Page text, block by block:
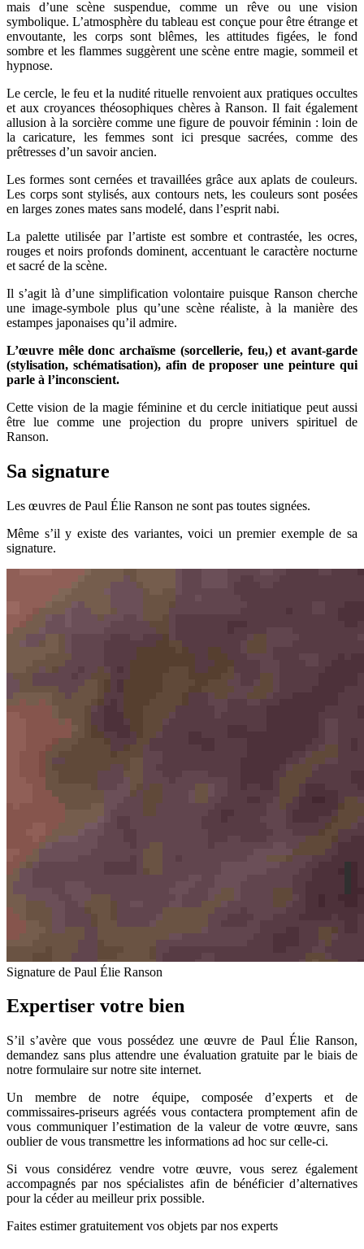
mais d’une scène suspendue, comme un rêve ou une vision
symbolique. L’atmosphère du tableau est conçue pour être étrange et
envoutante, les corps sont blêmes, les attitudes figées, le fond
sombre et les flammes suggèrent une scène entre magie, sommeil et
hypnose.
Le cercle, le feu et la nudité rituelle renvoient aux pratiques occultes
et aux croyances théosophiques chères à Ranson. Il fait également
allusion à la sorcière comme une figure de pouvoir féminin : loin de
la caricature, les femmes sont ici presque sacrées, comme des
prêtresses d’un savoir ancien.
Les formes sont cernées et travaillées grâce aux aplats de couleurs.
Les corps sont stylisés, aux contours nets, les couleurs sont posées
en larges zones mates sans modelé, dans l’esprit nabi.
La palette utilisée par l’artiste est sombre et contrastée, les ocres,
rouges et noirs profonds dominent, accentuant le caractère nocturne
et sacré de la scène.
Il s’agit là d’une simplification volontaire puisque Ranson cherche
une image-symbole plus qu’une scène réaliste, à la manière des
estampes japonaises qu’il admire.
L’œuvre mêle donc archaïsme (sorcellerie, feu,) et avant-garde
(stylisation, schématisation), afin de proposer une peinture qui
parle à l’inconscient.
Cette vision de la magie féminine et du cercle initiatique peut aussi
être lue comme une projection du propre univers spirituel de
Ranson.
Sa signature
Les œuvres de Paul Élie Ranson ne sont pas toutes signées.
Même s’il y existe des variantes, voici un premier exemple de sa
signature.
Signature de Paul Élie Ranson
Expertiser votre bien
S’il s’avère que vous possédez une œuvre de Paul Élie Ranson,
demandez sans plus attendre une évaluation gratuite par le biais de
notre formulaire sur notre site internet.
Un membre de notre équipe, composée d’experts et de
commissaires-priseurs agréés vous contactera promptement afin de
vous communiquer l’estimation de la valeur de votre œuvre, sans
oublier de vous transmettre les informations ad hoc sur celle-ci.
Si vous considérez vendre votre œuvre, vous serez également
accompagnés par nos spécialistes afin de bénéficier d’alternatives
pour la céder au meilleur prix possible.
Faites estimer gratuitement vos objets par nos experts